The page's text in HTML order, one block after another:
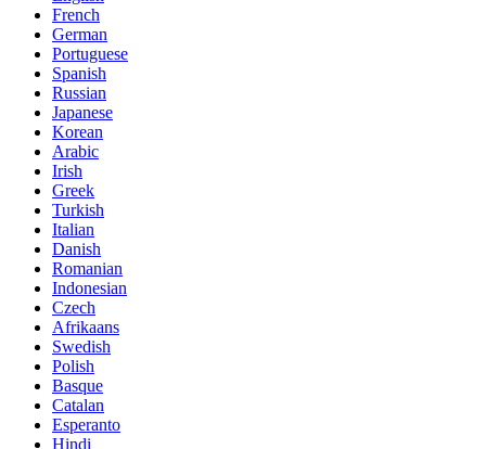
French
German
Portuguese
Spanish
Russian
Japanese
Korean
Arabic
Irish
Greek
Turkish
Italian
Danish
Romanian
Indonesian
Czech
Afrikaans
Swedish
Polish
Basque
Catalan
Esperanto
Hindi